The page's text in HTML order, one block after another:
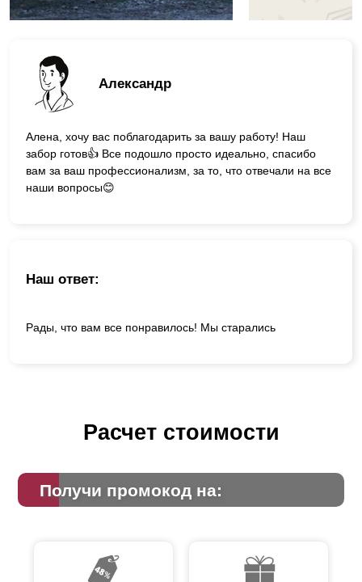
Александр
Алена, хочу вас поблагодарить за вашу работу! Наш
забор готов👍 Все подошло просто идеально, спасибо
вам за ваш профессионализм, за то, что отвечали на все
наши вопросы😊
Наш ответ:
Рады, что вам все понравилось! Мы старались
Расчет стоимости
Получи промокод на: